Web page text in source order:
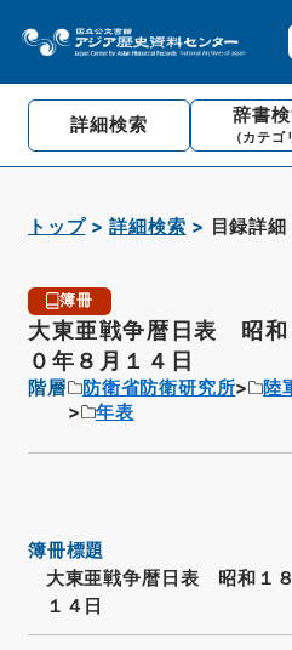
詳細検索 辞書
（カテゴ
トップ 詳細検索 目録詳細
簿冊
大東亜戦争暦日表 昭和
０年８月１４日
階層 防衛省防衛研究所 陸
年表
簿冊標題
大東亜戦争暦日表 昭和１
１４日